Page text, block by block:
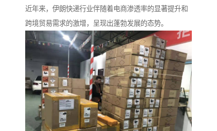
近年来，伊朗快递行业伴随着电商渗透率的显著提升和
跨境贸易需求的激增，呈现出蓬勃发展的态势。